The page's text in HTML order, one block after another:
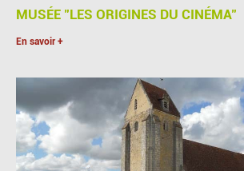
MUSÉE "LES ORIGINES DU CINÉMA"
En savoir +